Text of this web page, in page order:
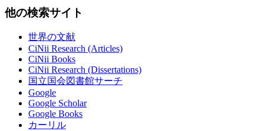
他の検索サイト
世界の文献
CiNii Research (Articles)
CiNii Books
CiNii Research (Dissertations)
国立国会図書館サーチ
Google
Google Scholar
Google Books
カーリル